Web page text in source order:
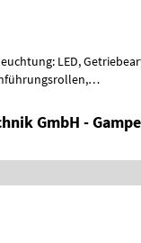
LED,
GmbH -